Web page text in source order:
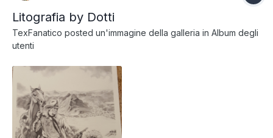
Litografia by Dotti
TexFanatico posted un'immagine della galleria in Album degli
utenti